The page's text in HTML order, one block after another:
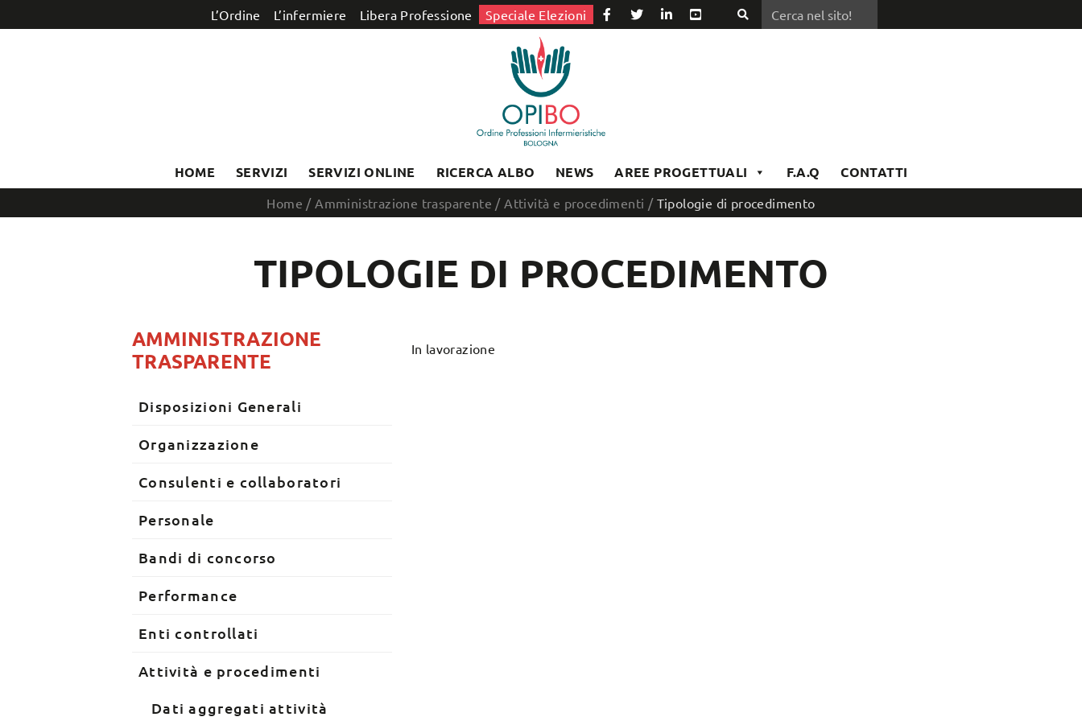
L’Ordine L’infermiere Libera Professione Speciale Elezioni
Cerca
HOME SERVIZI SERVIZI ONLINE RICERCA ALBO NEWS AREE PROGETTUALI F.A.Q CONTATTI
Home / Amministrazione trasparente / Attività e procedimenti / Tipologie di procedimento
TIPOLOGIE DI PROCEDIMENTO
In lavorazione
AMMINISTRAZIONE
TRASPARENTE
Disposizioni Generali
Organizzazione
Consulenti e collaboratori
Personale
Bandi di concorso
Performance
Enti controllati
Attività e procedimenti
Dati aggregati attività